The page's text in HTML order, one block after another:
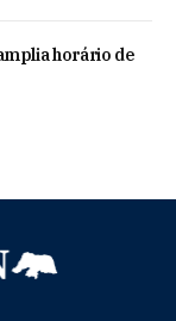
horário de